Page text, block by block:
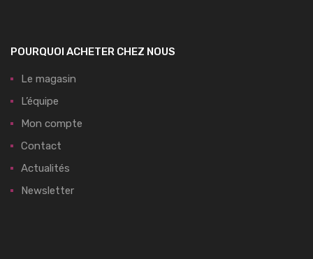
POURQUOI ACHETER CHEZ NOUS
Le magasin
L’équipe
Mon compte
Contact
Actualités
Newsletter